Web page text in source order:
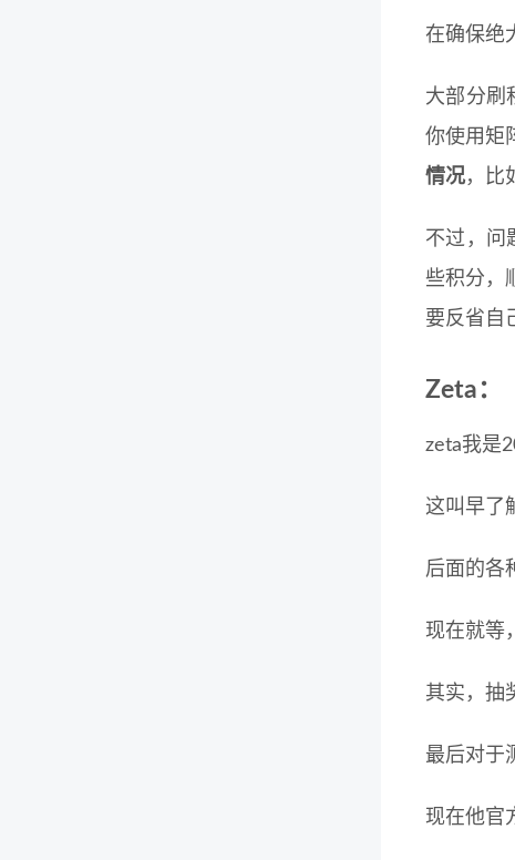
在确保绝
大部分刷
你使用矩
情况，比
不过，问
些积分，
要反省自
Zeta：
zeta我是
这叫早了
后面的各
现在就等
其实，抽
最后对于
现在他官